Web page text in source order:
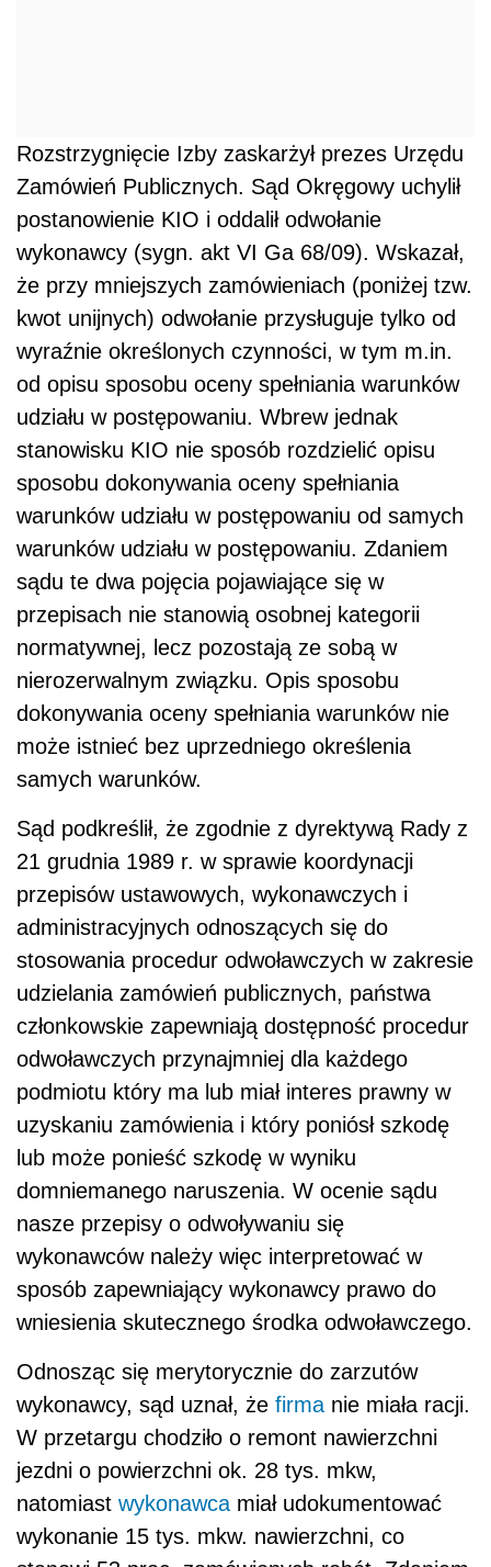
Rozstrzygnięcie Izby zaskarżył prezes Urzędu
Zamówień Publicznych. Sąd Okręgowy uchylił
postanowienie KIO i oddalił odwołanie
wykonawcy (sygn. akt VI Ga 68/09). Wskazał,
że przy mniejszych zamówieniach (poniżej tzw.
kwot unijnych) odwołanie przysługuje tylko od
wyraźnie określonych czynności, w tym m.in.
od opisu sposobu oceny spełniania warunków
udziału w postępowaniu. Wbrew jednak
stanowisku KIO nie sposób rozdzielić opisu
sposobu dokonywania oceny spełniania
warunków udziału w postępowaniu od samych
warunków udziału w postępowaniu. Zdaniem
sądu te dwa pojęcia pojawiające się w
przepisach nie stanowią osobnej kategorii
normatywnej, lecz pozostają ze sobą w
nierozerwalnym związku. Opis sposobu
dokonywania oceny spełniania warunków nie
może istnieć bez uprzedniego określenia
samych warunków.
Sąd podkreślił, że zgodnie z dyrektywą Rady z
21 grudnia 1989 r. w sprawie koordynacji
przepisów ustawowych, wykonawczych i
administracyjnych odnoszących się do
stosowania procedur odwoławczych w zakresie
udzielania zamówień publicznych, państwa
członkowskie zapewniają dostępność procedur
odwoławczych przynajmniej dla każdego
podmiotu który ma lub miał interes prawny w
uzyskaniu zamówienia i który poniósł szkodę
lub może ponieść szkodę w wyniku
domniemanego naruszenia. W ocenie sądu
nasze przepisy o odwoływaniu się
wykonawców należy więc interpretować w
sposób zapewniający wykonawcy prawo do
wniesienia skutecznego środka odwoławczego.
Odnosząc się merytorycznie do zarzutów
wykonawcy, sąd uznał, że firma nie miała racji.
W przetargu chodziło o remont nawierzchni
jezdni o powierzchni ok. 28 tys. mkw,
natomiast wykonawca miał udokumentować
wykonanie 15 tys. mkw. nawierzchni, co